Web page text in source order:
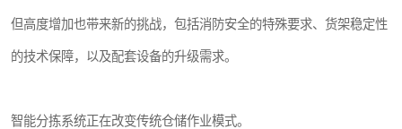
但高度增加也带来新的挑战，包括消防安全的特殊要求、货架稳定性
的技术保障，以及配套设备的升级需求。
智能分拣系统正在改变传统仓储作业模式。